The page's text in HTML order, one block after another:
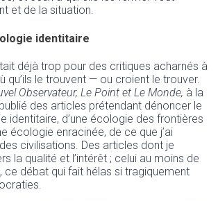
et de la situation.
identitaire
déjà trop pour des critiques acharnés à
qu’ils le trouvent — ou croient le trouver.
Observateur, Le Point et Le Monde, à la
des articles prétendant dénoncer le
identitaire, d’une écologie des frontières
écologie enracinée, de ce que j’ai
civilisations. Des articles dont je
la qualité et l’intérêt ; celui au moins de
ce débat qui fait hélas si tragiquement